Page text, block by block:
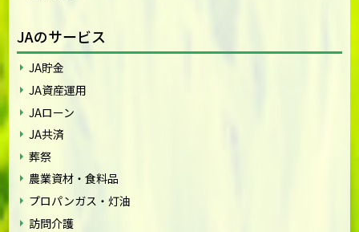
JAのサービス
JA貯金
JA資産運用
JAローン
JA共済
葬祭
農業資材・食料品
プロパンガス・灯油
訪問介護